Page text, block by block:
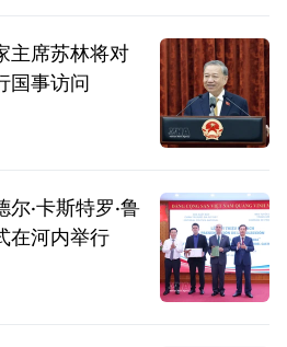
主席苏林将对
国事访问
尔·卡斯特罗·鲁
在河内举行